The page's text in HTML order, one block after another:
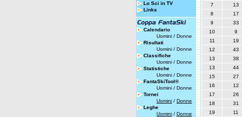
Lo Sci in TV
Links
Calendario
Uomini / Donne
Risultati
Uomini / Donne
Classifiche
Uomini / Donne
Statistiche
Uomini / Donne
FantaSkiTool®
Uomini / Donne
Tornei
Uomini / Donne
Leghe
Uomini / Donne
7
13
8
17
9
33
10
9
11
19
12
43
13
38
13
44
15
27
16
12
17
26
18
31
19
11